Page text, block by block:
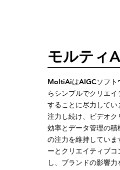
モルティ
MoltiAiはAIGCソフト
らシンプルでクリエ
することに尽力して
注力し続け、ビデオ
効率とデータ管理の
の注力を維持してい
ーとクリエイティブ
し、ブランドの影響力